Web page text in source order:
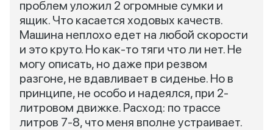
проблем уложил 2 огромные сумки и
ящик. Что касается ходовых качеств.
Машина неплохо едет на любой скорости
и это круто. Но как-то тяги что ли нет. Не
могу описать, но даже при резвом
разгоне, не вдавливает в сиденье. Но в
принципе, не особо и надеялся, при 2-
литровом движке. Расход: по трассе
литров 7-8, что меня вполне устраивает.